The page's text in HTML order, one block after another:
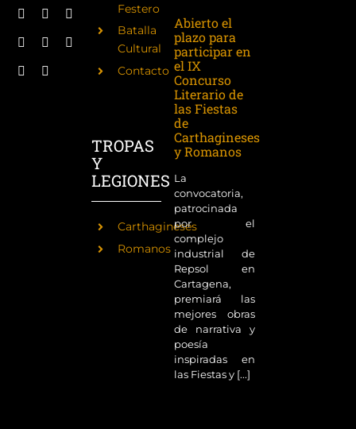
Festero
Batalla
Cultural
Contacto
TROPAS
Y
LEGIONES
Carthagineses
Romanos
Abierto el
plazo para
participar en
el IX
Concurso
Literario de
las Fiestas
de
Carthagineses
y Romanos
La
convocatoria,
patrocinada
por el
complejo
industrial de
Repsol en
Cartagena,
premiará las
mejores obras
de narrativa y
poesía
inspiradas en
las Fiestas y [...]